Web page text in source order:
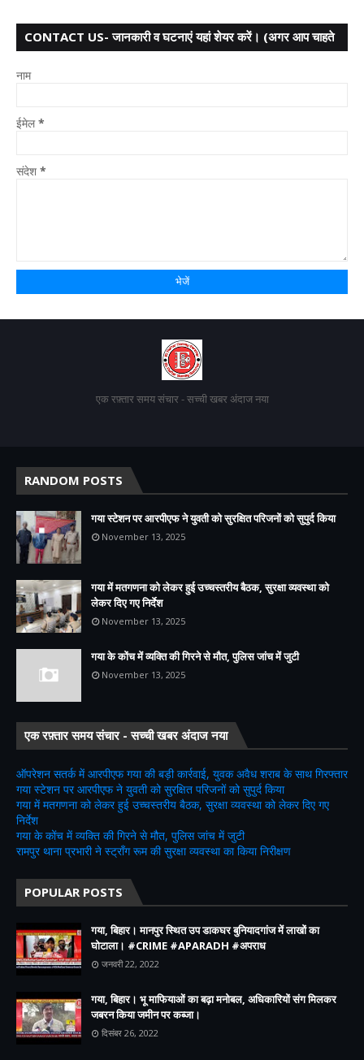
CONTACT US- जानकारी व घटनाएं यहां शेयर करें। (अगर आप चाहते
नाम
ईमेल*
संदेश *
एक रफ़्तार समय संचार - सच्ची खबर अंदाज नया
RANDOM POSTS
गया स्टेशन पर आरपीएफ ने युवती को सुरक्षित परिजनों को सुपुर्द किया
November 13, 2025
गया में मतगणना को लेकर हुई उच्चस्तरीय बैठक, सुरक्षा व्यवस्था को
लेकर दिए गए निर्देश
November 13, 2025
गया के कोंच में व्यक्ति की गिरने से मौत, पुलिस जांच में जुटी
November 13, 2025
एक रफ़्तार समय संचार - सच्ची खबर अंदाज नया
ऑपरेशन सतर्क में आरपीएफ गया की बड़ी कार्रवाई, युवक अवैध शराब के साथ गिरफ्तार
गया स्टेशन पर आरपीएफ ने युवती को सुरक्षित परिजनों को सुपुर्द किया
गया में मतगणना को लेकर हुई उच्चस्तरीय बैठक, सुरक्षा व्यवस्था को लेकर दिए गए
निर्देश
गया के कोंच में व्यक्ति की गिरने से मौत, पुलिस जांच में जुटी
रामपुर थाना प्रभारी ने स्ट्रॉंग रूम की सुरक्षा व्यवस्था का किया निरीक्षण
POPULAR POSTS
गया, बिहार। मानपुर स्थित उप डाकघर बुनियादगांज में लाखों का
घोटाला। #CRIME #APARADH #अपराध
जनवरी 22, 2022
गया, बिहार। भू माफियाओं का बढ़ा मनोबल, अधिकारियों संग मिलकर
जबरन किया जमीन पर कब्जा।
दिसंबर 26, 2022